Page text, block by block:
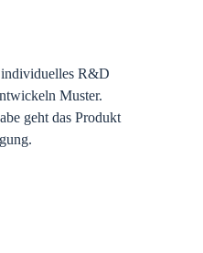
R&D
Muster.
geht das Produkt